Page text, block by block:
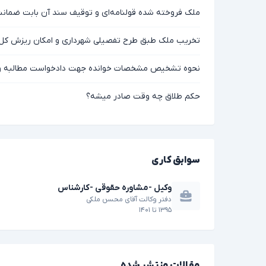
ملک فروخته شده قولنامه‌ای و توقیف سند آن بابت
تخریب ملک طبق طرح تفصیلی شهرداری و امکان ریزش کل
نحوه تشخیص مشخصات خوانده جهت دادخواست مطالبه
حکم طلاق چه وقت صادر میشه؟
سوابق کاری
وکیل -مشاوره حقوقی -کارشناس
دفتر وکالت آقای محسن ملکی
۱۳۹۵ تا ۱۴۰۱